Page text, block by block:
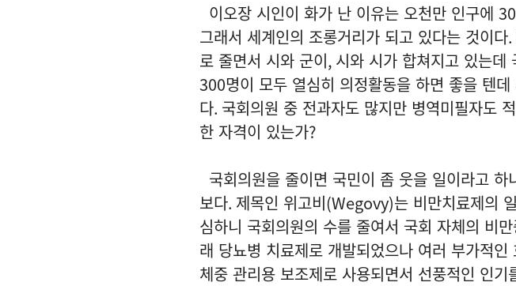
이오장 시인이 화가 난 이유는 오천만 인구에
그래서 세계인의 조롱거리가 되고 있다는 것이다.
로 줄면서 시와 군이, 시와 시가 합쳐지고 있는
300명이 모두 열심히 의정활동을 하면 좋을 텐데
다. 국회의원 중 전과자도 많지만 병역미필자도
한 자격이 있는가?
국회의원을 줄이면 국민이 좀 웃을 일이라고 하
보다. 제목인 위고비(Wegovy)는 비만치료제의
심하니 국회의원의 수를 줄여서 국회 자체의 비
래 당뇨병 치료제로 개발되었으나 여러 부가적
체중 관리용 보조제로 사용되면서 선풍적인 인기